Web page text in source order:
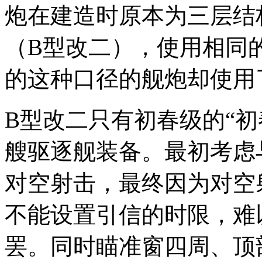
炮在建造时原本为三层
（B型改二），使用相
的这种口径的舰炮却使
B型改二只有初春级的“初
艘驱逐舰装备。最初考
对空射击，最终因为对
不能设置引信的时限，
罢。同时瞄准窗四周、